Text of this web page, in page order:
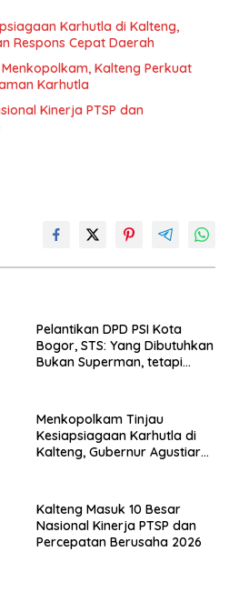
Karhutla di Kalteng,
Respons Cepat Daerah
Kalteng Perkuat
Karhutla
Kinerja PTSP dan
Pelantikan DPD PSI Kota
Bogor, STS: Yang Dibutuhkan
Bukan Superman, tetapi
Menkopolkam Tinjau
Kesiapsiagaan Karhutla di
Kalteng, Gubernur Agustiar
Kalteng Masuk 10 Besar
Nasional Kinerja PTSP dan
Percepatan Berusaha 2026